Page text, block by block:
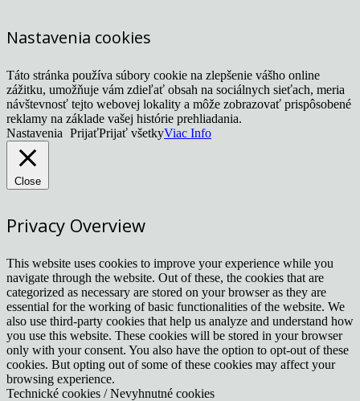
Nastavenia cookies
Táto stránka používa súbory cookie na zlepšenie vášho online
zážitku, umožňuje vám zdieľať obsah na sociálnych sieťach, meria
návštevnosť tejto webovej lokality a môže zobrazovať prispôsobené
reklamy na základe vašej histórie prehliadania.
Nastavenia PrijaťPrijať všetkyViac Info
Close
Privacy Overview
This website uses cookies to improve your experience while you
navigate through the website. Out of these, the cookies that are
categorized as necessary are stored on your browser as they are
essential for the working of basic functionalities of the website. We
also use third-party cookies that help us analyze and understand how
you use this website. These cookies will be stored in your browser
only with your consent. You also have the option to opt-out of these
cookies. But opting out of some of these cookies may affect your
browsing experience.
Technické cookies / Nevyhnutné cookies